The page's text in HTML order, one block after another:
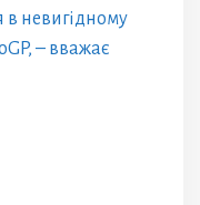
в невигідному
– вважає